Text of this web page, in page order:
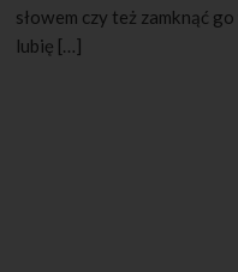
słowem czy też zamknąć
lubię […]